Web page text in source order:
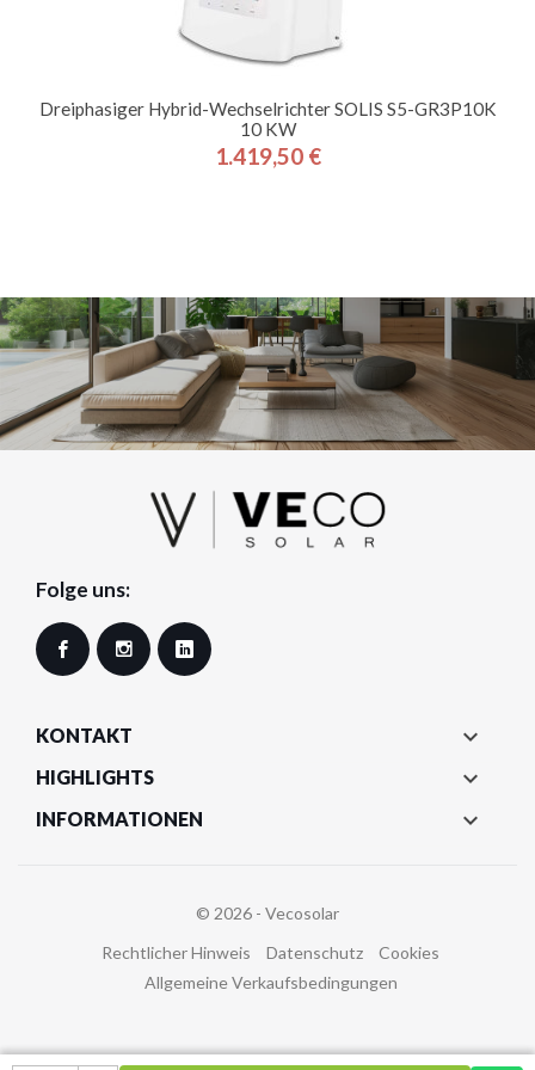
Dreiphasiger Hybrid-Wechselrichter SOLIS S5-GR3P10K
10 KW
Preis
1.419,50 €
Folge uns:
Facebook Instagram
KONTAKT 
HIGHLIGHTS 
INFORMATIONEN 
© 2026 - Vecosolar
Rechtlicher Hinweis
Datenschutz
Cookies
Allgemeine Verkaufsbedingungen